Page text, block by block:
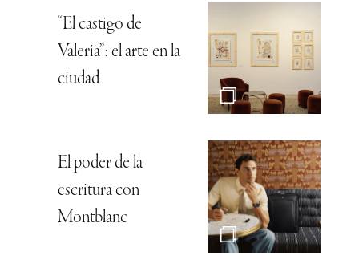
“El castigo de
Valeria”: el arte en la
ciudad
El poder de la
escritura con
Montblanc